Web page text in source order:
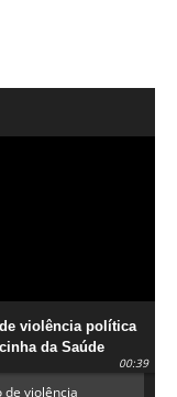
violência política
da Saúde
00:39
de violência